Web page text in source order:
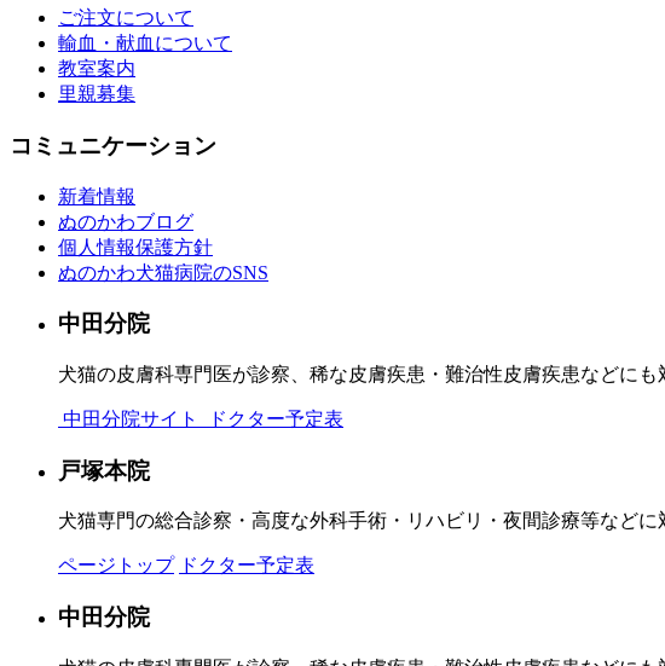
ご注文について
輸血・献血について
教室案内
里親募集
コミュニケーション
新着情報
ぬのかわブログ
個人情報保護方針
ぬのかわ犬猫病院のSNS
中田分院
犬猫の皮膚科専門医が診察、稀な皮膚疾患・難治性皮膚疾患などにも
中田分院サイト ドクター予定表
戸塚本院
犬猫専門の総合診察・高度な外科手術・リハビリ・夜間診療等などに
ページトップ ドクター予定表
中田分院